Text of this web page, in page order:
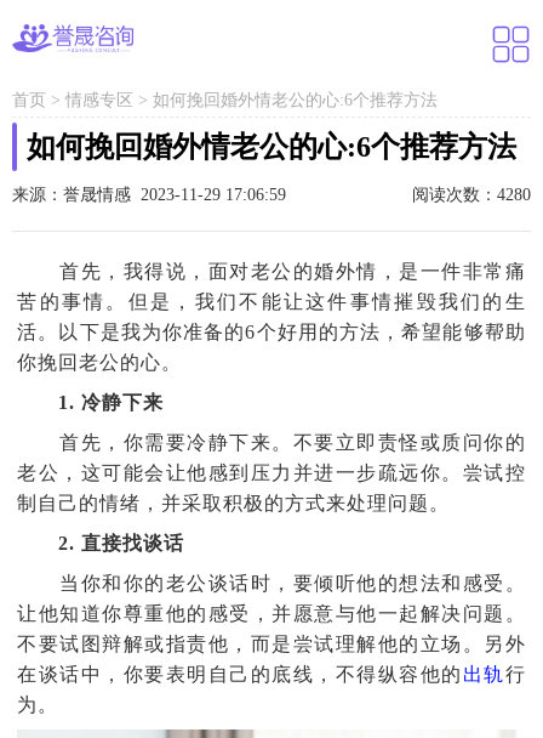
首页 > 情感专区 > 如何挽回婚外情老公的心:6个推荐方法
如何挽回婚外情老公的心:6个推荐方法
来源：誉晟情感 2023-11-29 17:06:59 阅读次数：4280
首先，我得说，面对老公的婚外情，是一件非常痛
苦的事情。但是，我们不能让这件事情摧毁我们的生
活。以下是我为你准备的6个好用的方法，希望能够帮助
你挽回老公的心。
1. 冷静下来
首先，你需要冷静下来。不要立即责怪或质问你的
老公，这可能会让他感到压力并进一步疏远你。尝试控
制自己的情绪，并采取积极的方式来处理问题。
2. 直接找谈话
当你和你的老公谈话时，要倾听他的想法和感受。
让他知道你尊重他的感受，并愿意与他一起解决问题。
不要试图辩解或指责他，而是尝试理解他的立场。另外
在谈话中，你要表明自己的底线，不得纵容他的 出轨行
为。